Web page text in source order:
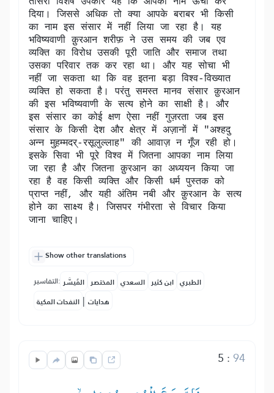
दिया। जिससे अधिक तो क्या आपके बराबर भी किसी
का नाम इस संसार में नहीं लिया जा रहा है। यह
भविष्यवाणी क़ुरआन शरीफ़ ने उस समय की जब एव
व्यक्ति का विरोध उसकी पूरी जाति और समाज तथा
उसका परिवार तक कर रहा था। और यह सोचा भी
नहीं जा सकता था कि वह इतना बड़ा विश्व-विख्यात
व्यक्ति हो सकता है। परंतु समस्त मानव संसार क़ुरआन
की इस भविष्यवाणी के सत्य होने का साक्षी है। और
इस संसार का कोई क्षण ऐसा नहीं गुज़रता जब इस
संसार के किसी देश और क्षेत्र में अज़ानों में "अश्हदु
अन्न मुह़म्मदर्-रसूलुल्लाह" की आवाज़ न गूँज रही हो।
इसके सिवा भी पूरे विश्व में जितना आपका नाम लिया
जा रहा है और जितना क़ुरआन का अध्ययन किया जा
रहा है वह किसी व्यक्ति और किसी धर्म पुस्तक को
प्राप्त नहीं, और यही अंतिम नबी और क़ुरआन के सत्य
होने का साक्ष्य है। जिसपर गंभीरता से विचार किया
जाना चाहिए।
Show other translations
التفاسير: المُيسَّر المختصر السعدي ابن كثير الطبري
النفحات المكية | هدايات
5 :94